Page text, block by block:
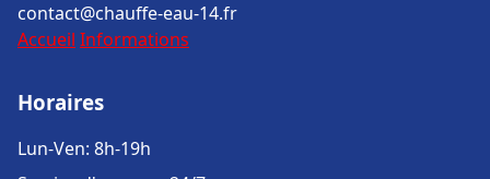
contact@chauffe-eau-14.fr
Accueil Informations
Horaires
Lun-Ven: 8h-19h